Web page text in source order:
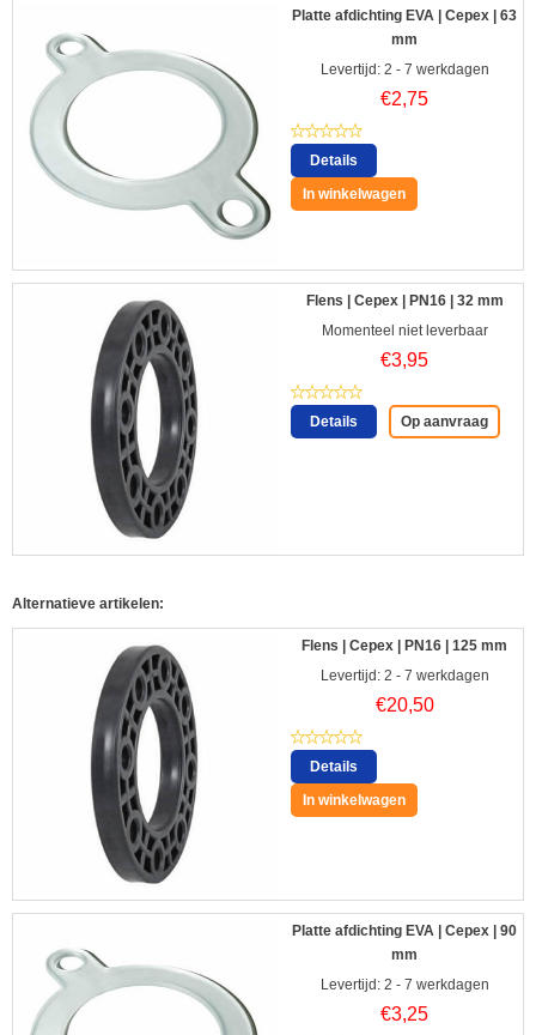
Platte afdichting EVA | Cepex | 63
mm
Levertijd: 2 - 7 werkdagen
€2,75
Details
In winkelwagen
Flens | Cepex | PN16 | 32 mm
Momenteel niet leverbaar
€3,95
Details Op aanvraag
Alternatieve artikelen:
Flens | Cepex | PN16 | 125 mm
Levertijd: 2 - 7 werkdagen
€20,50
Details
In winkelwagen
Platte afdichting EVA | Cepex | 90
mm
Levertijd: 2 - 7 werkdagen
€3,25